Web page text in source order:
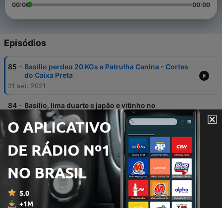
00:00 00:00
Episódios
85 - Basílio perdeu 20 KGs e Patrulha Canina - Cortes
do Caixa Preta
21 set. 2021
84 - Basilio, lima duarte e japão e vitinho no
SUPERCHAT - Cortes do Caixa Preta
21 set. 2021
83 - Alcemar e o ladrão de Lasanhas- F100, Corcel, Del
Rey e +++ Cortes do Caixa Preta
Mr. Pi brigando e Balão preto em velório - Cortes
do Caixa Preta
21 set. 2021